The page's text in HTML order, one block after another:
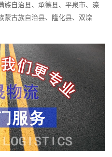
族自治县、承德县、平泉市、滦
蒙古族自治县、隆化县、双滦